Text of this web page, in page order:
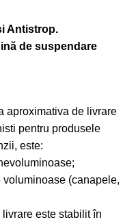
Antistrop.
de suspendare
aproximativa de livrare
pentru produsele
este:
(canapele,
este stabilit în